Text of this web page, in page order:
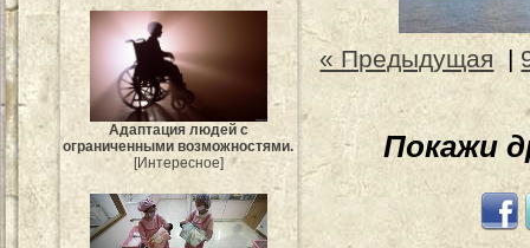
Адаптация людей с
ограниченными возможностями.
[Интересное]
« Предыдущая|
Покажи